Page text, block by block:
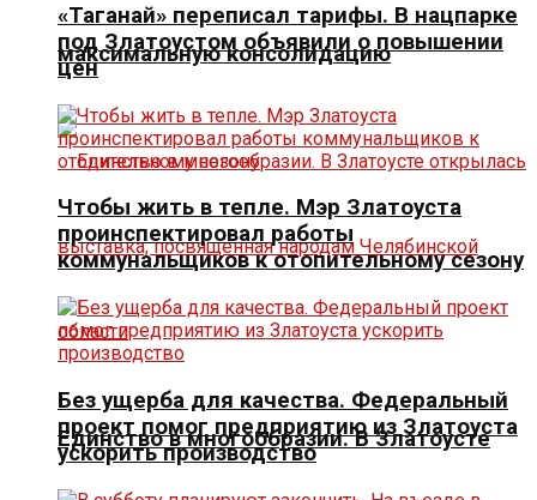
максимальную консолидацию
Единство в многообразии. В Златоусте
«Таганай» переписал тарифы. В нацпарке
под Златоустом объявили о повышении
цен
Чтобы жить в тепле. Мэр Златоуста
проинспектировал работы
коммунальщиков к отопительному сезону
Без ущерба для качества. Федеральный
проект помог предприятию из Златоуста
ускорить производство